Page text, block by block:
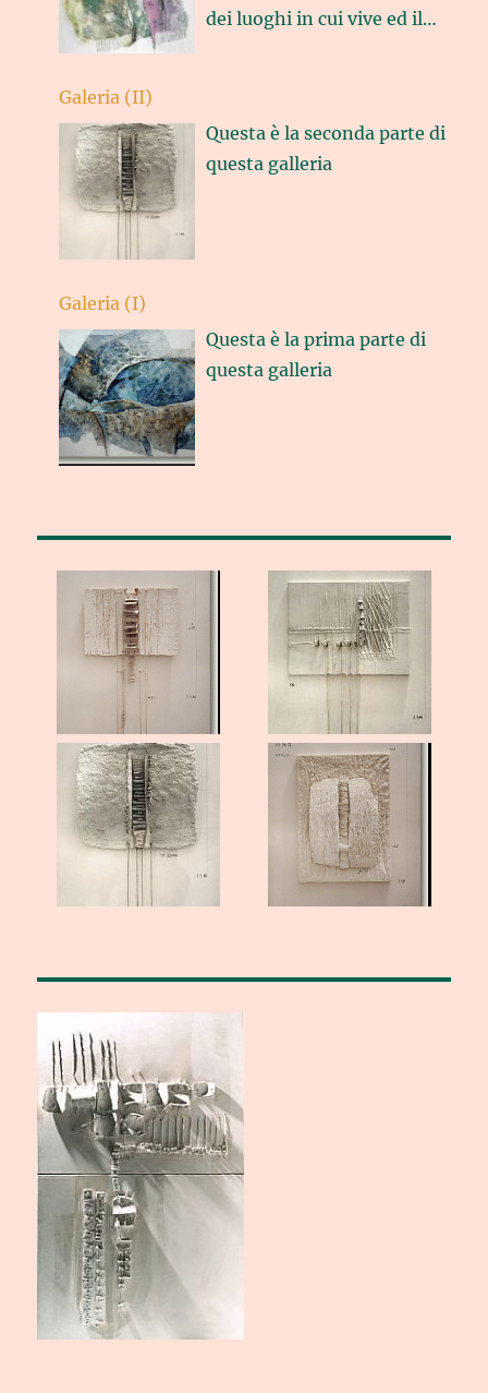
dei luoghi in cui vive ed il
stralci di scogliere…
Galeria (II)
Questa è la seconda parte di
questa galleria
Galeria (I)
Questa è la prima parte di
questa galleria